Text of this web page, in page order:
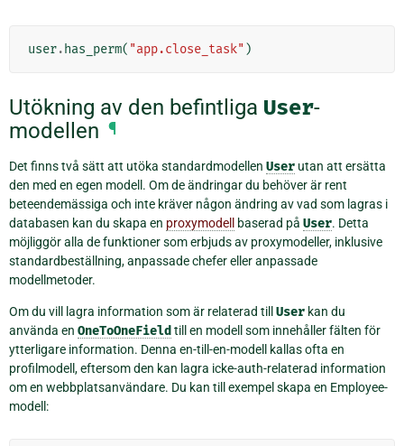
user. has_perm( "app.close_task" )
Utökning av den befintliga User-
modellen ¶
Det finns två sätt att utöka standardmodellen User utan att ersätta
den med en egen modell. Om de ändringar du behöver är rent
beteendemässiga och inte kräver någon ändring av vad som lagras i
databasen kan du skapa en proxymodell baserad på User. Detta
möjliggör alla de funktioner som erbjuds av proxymodeller, inklusive
standardbeställning, anpassade chefer eller anpassade
modellmetoder.
Om du vill lagra information som är relaterad till User kan du
använda en OneToOneField till en modell som innehåller fälten för
ytterligare information. Denna en-till-en-modell kallas ofta en
profilmodell, eftersom den kan lagra icke-auth-relaterad information
om en webbplatsanvändare. Du kan till exempel skapa en Employee-
modell: